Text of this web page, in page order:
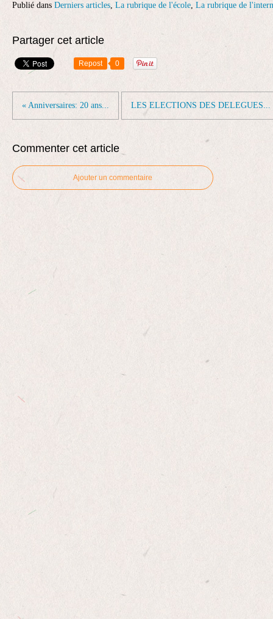
Publié dans Derniers articles, La rubrique de l'école, La rubrique de
Partager cet article
Repost 0
« Anniversaires: 20 ans... LES ELECTIONS DES DELEGUES...
Commenter cet article
Ajouter un commentaire